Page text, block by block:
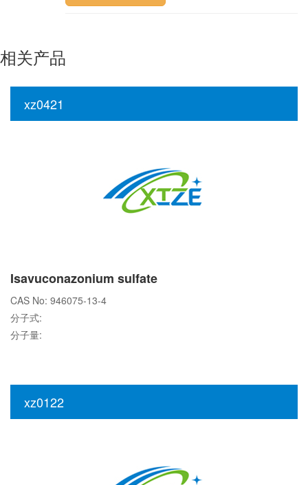
相关产品
xz0421
Isavuconazonium sulfate
CAS No: 946075-13-4
分子式:
分子量:
xz0122